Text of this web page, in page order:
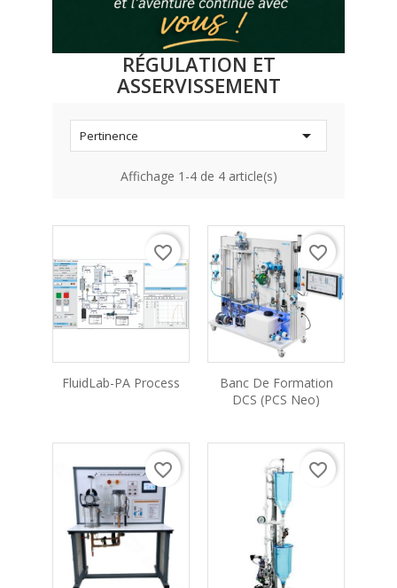
RÉGULATION ET
ASSERVISSEMENT
Pertinence 
Affichage 1-4 de 4 article(s)
FluidLab-PA Process
favorite_border
Banc De Formation
DCS (PCS Neo)
favorite_border
favorite_border favorite_border